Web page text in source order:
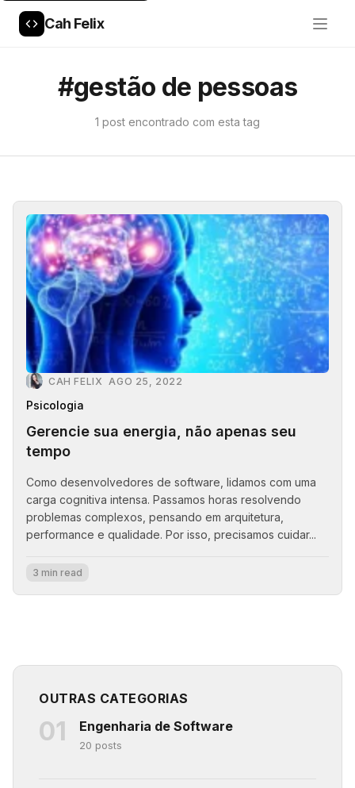
Cah Felix
#gestão de pessoas
1 post encontrado com esta tag
CAH FELIX AGO 25, 2022
Psicologia
Gerencie sua energia, não apenas seu
tempo
Como desenvolvedores de software, lidamos com uma
carga cognitiva intensa. Passamos horas resolvendo
problemas complexos, pensando em arquitetura,
performance e qualidade. Por isso, precisamos cuidar...
3 min read
OUTRAS CATEGORIAS
01 Engenharia de Software
20 posts